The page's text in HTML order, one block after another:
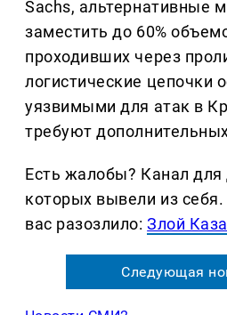
Sachs, альтернативные
заместить до 60%
проходивших через
логистические цепочки
уязвимыми для атак в
требуют
Есть жалобы? Канал
которых вывели из
вас разозлило:Злой
Следующая